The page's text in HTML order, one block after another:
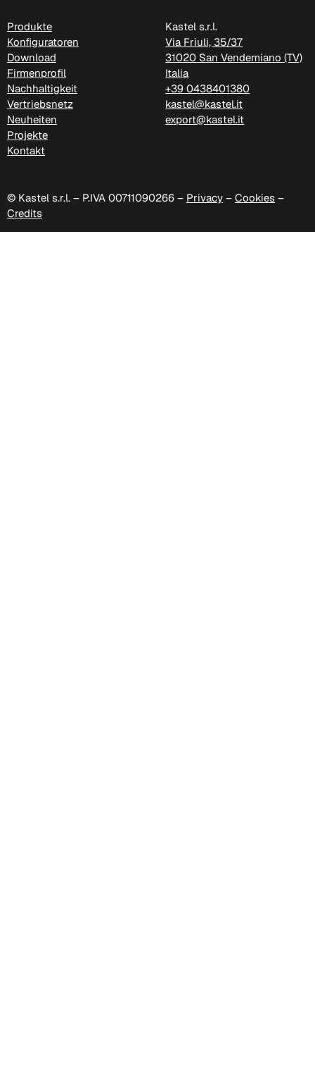
C 386
Produkte
Konfiguratoren
Download
Firmenprofil
Nachhaltigkeit
Vertriebsnetz
Neuheiten
Projekte
Kontakt
Kastel s.r.l.
Via Friuli, 35/37
31020 San Vendemiano (TV)
Italia
+39 0438401380
kastel@kastel.it
export@kastel.it
© Kastel s.r.l. – P.IVA 00711090266 – Privacy – Cookies –
Credits